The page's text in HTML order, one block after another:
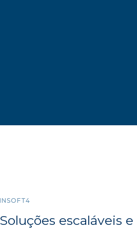
INSOFT4
Soluções escaláveis e